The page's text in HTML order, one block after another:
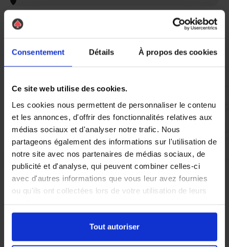
Consentement Détails À propos des cookies
Ce site web utilise des cookies.
Les cookies nous permettent de personnaliser le contenu
et les annonces, d'offrir des fonctionnalités relatives aux
médias sociaux et d'analyser notre trafic. Nous
partageons également des informations sur l'utilisation de
notre site avec nos partenaires de médias sociaux, de
publicité et d'analyse, qui peuvent combiner celles-ci
avec d'autres informations que vous leur avez fournies
ou qu'ils ont collectées lors de votre utilisation de leurs
Tout autoriser
Vous réglez votre intervention par carte bancaire ou par
chèque, un reçu CB et une facture vous sont envoyés par
Etape 5 :
Vous évaluez la prestation
Vous recevez une demande d’évaluation de votre expérience
avec l’équipe AS DE PIC.
Nous avons pensé à tout
devenir un véritable fléau pour les habitations et les entreprises.
Lesprofessionnels en dépigeonnaged’As de Pic sont là pour